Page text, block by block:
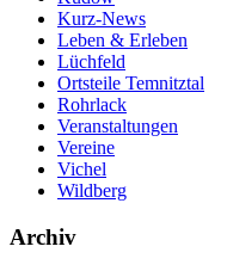
Kurz-News
Leben & Erleben
Lüchfeld
Ortsteile Temnitztal
Rohrlack
Veranstaltungen
Vereine
Vichel
Wildberg
Archiv